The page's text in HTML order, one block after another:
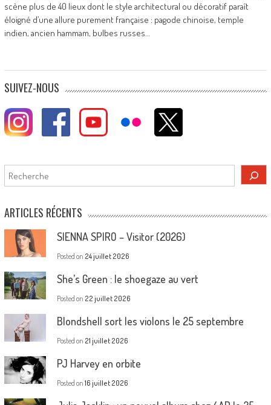
scène plus de 40 lieux dont le style architectural ou décoratif paraît
éloigné d’une allure purement française : pagode chinoise, temple
indien, ancien hammam, bulbes russes…
SUIVEZ-NOUS
Rechercher
ARTICLES RÉCENTS
SIENNA SPIRO – Visitor (2026)
Posted on 24 juillet 2026
She’s Green : le shoegaze au vert
Posted on 22 juillet 2026
Blondshell sort les violons le 25 septembre
Posted on 21 juillet 2026
PJ Harvey en orbite
Posted on 16 juillet 2026